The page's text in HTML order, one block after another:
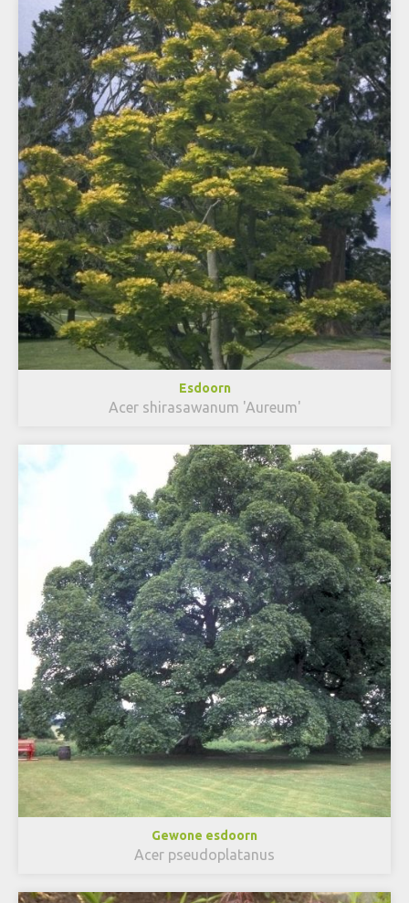
Esdoorn
Acer shirasawanum 'Aureum'
Gewone esdoorn
Acer pseudoplatanus